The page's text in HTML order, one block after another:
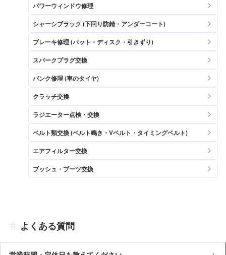
パワーウィンドウ修理
シャーシブラック (下回り防錆・アンダーコート)
ブレーキ修理 (パット・ディスク・引きずり)
スパークプラグ交換
パンク修理 (車のタイヤ)
クラッチ交換
ラジエーター点検・交換
ベルト類交換 (ベルト鳴き・Vベルト・タイミングベルト)
エアフィルター交換
ブッシュ・ブーツ交換
よくある質問